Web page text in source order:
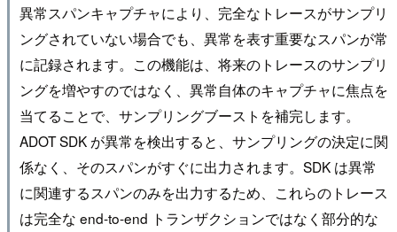
異常スパンキャプチャにより、完全なトレースがサンプリ
ングされていない場合でも、異常を表す重要なスパンが常
に記録されます。この機能は、将来のトレースのサンプリ
ングを増やすのではなく、異常自体のキャプチャに焦点を
当てることで、サンプリングブーストを補完します。
ADOT SDK が異常を検出すると、サンプリングの決定に関
係なく、そのスパンがすぐに出力されます。SDK は異常
に関連するスパンのみを出力するため、これらのトレース
は完全な end-to-end トランザクションではなく部分的な